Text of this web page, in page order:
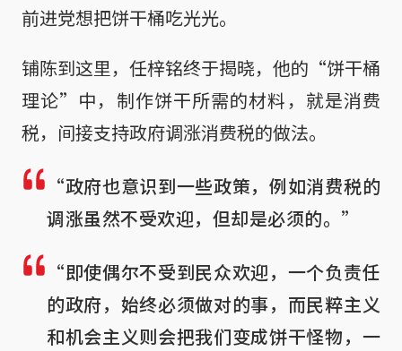
前进党想把饼干桶吃光光。
铺陈到这里，任梓铭终于揭晓，他的“饼干桶
理论”中，制作饼干所需的材料，就是消费
税，间接支持政府调涨消费税的做法。
“政府也意识到一些政策，例如消费税的
调涨虽然不受欢迎，但却是必须的。”
“即使偶尔不受到民众欢迎，一个负责任
的政府，始终必须做对的事，而民粹主义
和机会主义则会把我们变成饼干怪物，一